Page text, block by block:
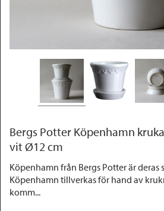
Bergs Potter Köpenhamn
vit Ø12 cm
Köpenhamn från Bergs Potter är deras
Köpenhamn tillverkas för hand av
komm...